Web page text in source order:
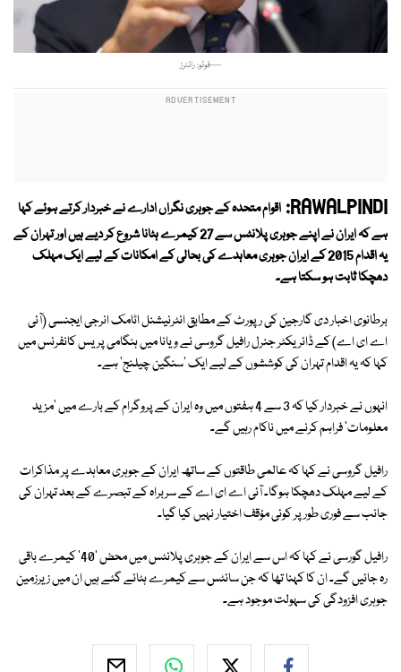
—فوٹو: رائٹرز
RAWALPINDI: اقوام متحدہ کے جوہری نگراں ادارے نے خبردار کرتے ہوئے کہا
ہے کہ ایران نے اپنے جوہری پلانٹس سے 27 کیمرے ہٹانا شروع کر دیے ہیں اور تہران کے
یہ اقدام 2015 کے ایران جوہری معاہدے کی بحالی کے امکانات کے لیے ایک مہلک
دھچکا ثابت ہو سکتا ہے۔
برطانوی اخبار دی گارجین کی رپورٹ کے مطابق انٹرنیشنل اٹامک انرجی ایجنسی (آئی
اے ای اے) کے ڈائریکٹر جنرل رافیل گروسی نے ویانا میں ہنگامی پریس کانفرنس میں
کہا کہ یہ اقدام تہران کی کوششوں کے لیے ایک 'سنگین چیلنج' ہے۔
انہوں نے خبردار کیا کہ 3 سے 4 ہفتوں میں وہ ایران کے پروگرام کے بارے میں 'مزید
معلومات' فراہم کرنے میں ناکام رہیں گے۔
رافیل گروسی نے کہا کہ عالمی طاقتوں کے ساتھ ایران کے جوہری معاہدے پر مذاکرات
کے لیے مہلک دھچکا ہوگا۔ آئی اے ای اے کے سربراہ کے تبصرے کے بعد تہران کی
جانب سے فوری طور پر کوئی مؤقف اختیار نہیں کیا گیا۔
رافیل گورسی نے کہا کہ اس سے ایران کے جوہری پلانٹس میں محض '40' کیمرے باقی
رہ جائیں گے۔ ان کا کہنا تھا کہ جن سائٹس سے کیمرے ہٹائے گئے ہیں ان میں زیرزمین
جوہری افزودگی کی سہولت موجود ہے۔